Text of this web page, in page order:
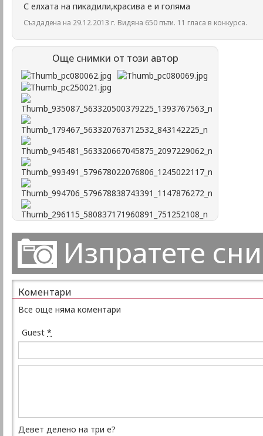
С елхата на пикадили,красива е и голяма
Създадена на 29.12.2013 г. Видяна 650 пъти. 11 гласа в конкурса.
Още снимки от този автор
Изпратете
Коментари
Все още няма коментари
Guest *
Девет делено на три е?